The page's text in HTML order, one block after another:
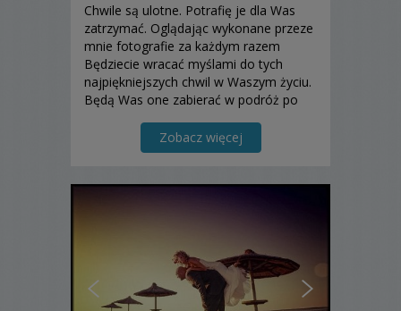
Chwile są ulotne. Potrafię je dla Was
zatrzymać. Oglądając wykonane przeze
mnie fotografie za każdym razem
Będziecie wracać myślami do tych
najpiękniejszych chwil w Waszym życiu.
Będą Was one zabierać w podróż po
oryginalne i piękne obrazy.
Zobacz więcej